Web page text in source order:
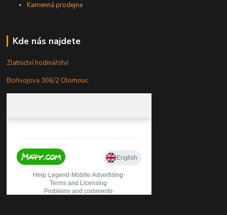
Kamenná prodejna
Kde nás najdete
Zlatnictví hodinářství
Bořivojova 306/2 Olomouc